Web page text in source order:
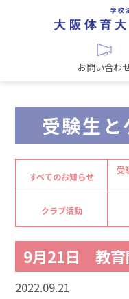
お問い合わ
受験生
すべてのお知らせ
受
クラブ活動
9月21日 教育
2022.09.21